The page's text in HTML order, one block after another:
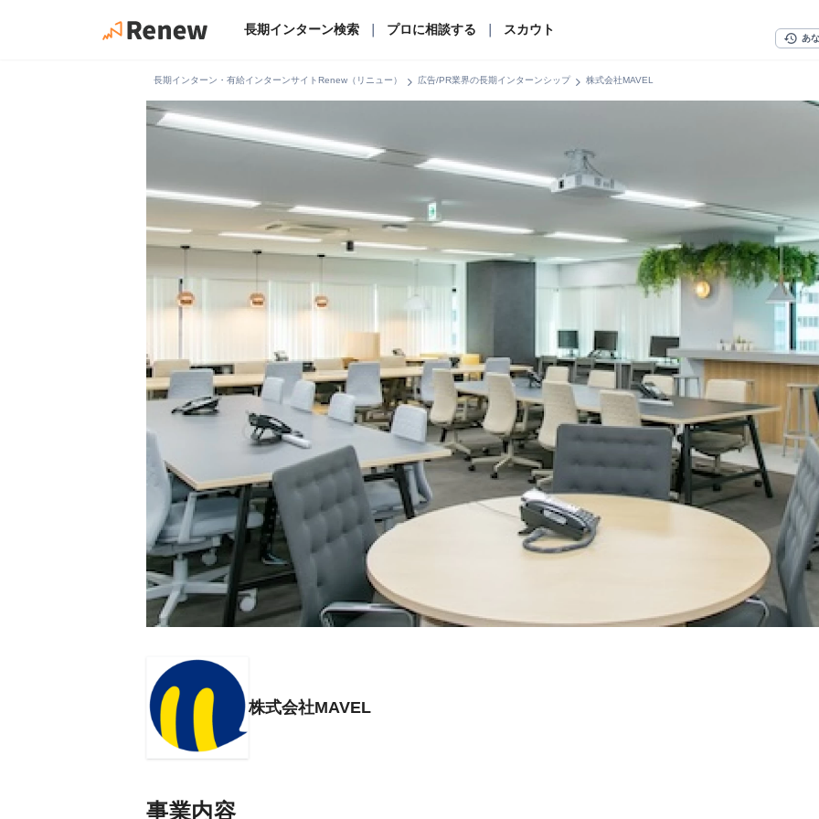
長期インターン検索 プロに相談する スカウト
history あ
長期インターン・有給インターンサイトRenew（リニュー） chevron_right 広告/PR業界の長期インターンシップchevron_right 株式会社MAVEL
株式会社MAVEL
事業内容